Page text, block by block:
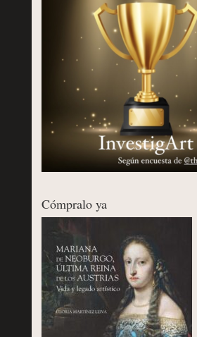
Cómpralo ya